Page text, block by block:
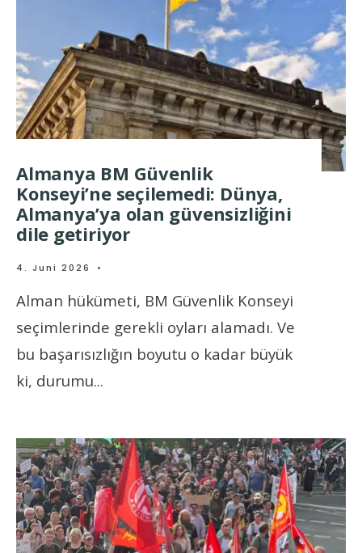
Almanya BM Güvenlik
Konseyi’ne seçilemedi: Dünya,
Almanya’ya olan güvensizliğini
dile getiriyor
4. Juni 2026 •
Alman hükümeti, BM Güvenlik Konseyi
seçimlerinde gerekli oyları alamadı. Ve
bu başarısızlığın boyutu o kadar büyük
ki, durumu...